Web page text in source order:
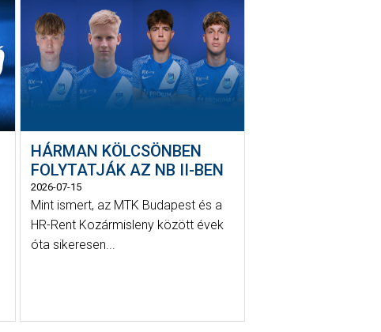
HÁRMAN KÖLCSÖNBEN
FOLYTATJÁK AZ NB II-BEN
2026-07-15
Mint ismert, az MTK Budapest és a
HR-Rent Kozármisleny között évek
óta sikeresen...